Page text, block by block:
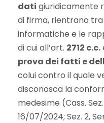
dati giuridicamente
di firma, rientrano
informatiche e le
di cui all’art. 2712 c.c.
prova dei fatti e
colui contro il quale
disconosca la
medesime (Cass.
16/07/2024; Sez. 2,